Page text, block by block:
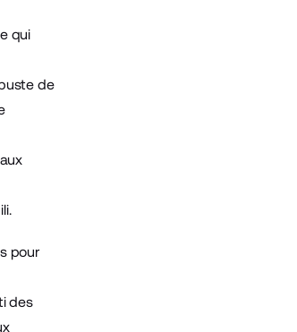
qui
de
pour
des